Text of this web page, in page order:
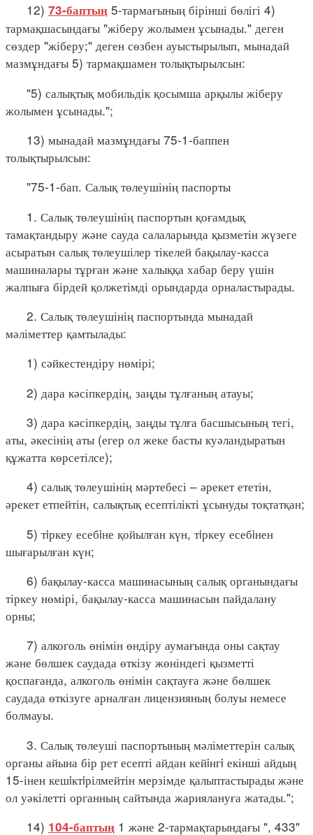
12) 73-баптың 5-тармағының бірінші бөлігі 4)
тармақшасындағы "жіберу жолымен ұсынады." деген
сөздер "жіберу;" деген сөзбен ауыстырылып, мынадай
мазмұндағы 5) тармақшамен толықтырылсын:
"5) салықтық мобильдік қосымша арқылы жіберу
жолымен ұсынады.";
13) мынадай мазмұндағы 75-1-баппен
толықтырылсын:
"75-1-бап. Салық төлеушінің паспорты
1. Салық төлеушінің паспортын қоғамдық
тамақтандыру және сауда салаларында қызметін жүзеге
асыратын салық төлеушілер тікелей бақылау-касса
машиналары тұрған және халыққа хабар беру үшін
жалпыға бірдей қолжетімді орындарда орналастырады.
2. Салық төлеушінің паспортында мынадай
мәліметтер қамтылады:
1) сәйкестендіру нөмірі;
2) дара кәсіпкердің, заңды тұлғаның атауы;
3) дара кәсіпкердің, заңды тұлға басшысының тегі,
аты, әкесінің аты (егер ол жеке басты куәландыратын
құжатта көрсетілсе);
4) салық төлеушінің мәртебесі – әрекет ететін,
әрекет етпейтін, салықтық есептілікті ұсынуды тоқтатқан;
5) тiркеу есебiне қойылған күн, тiркеу есебiнен
шығарылған күн;
6) бақылау-касса машинасының салық органындағы
тіркеу нөмірі, бақылау-касса машинасын пайдалану
орны;
7) алкоголь өнімін өндіру аумағында оны сақтау
және бөлшек саудада өткізу жөніндегі қызметті
қоспағанда, алкоголь өнімін сақтауға және бөлшек
саудада өткізуге арналған лицензияның болуы немесе
болмауы.
3. Салық төлеуші паспортының мәліметтерін салық
органы айына бір рет есепті айдан кейiнгi екінші айдың
15-інен кешiктiрілмейтін мерзімде қалыптастырады және
ол уәкілетті органның сайтында жариялануға жатады.";
14) 104-баптың 1 және 2-тармақтарындағы ", 433"